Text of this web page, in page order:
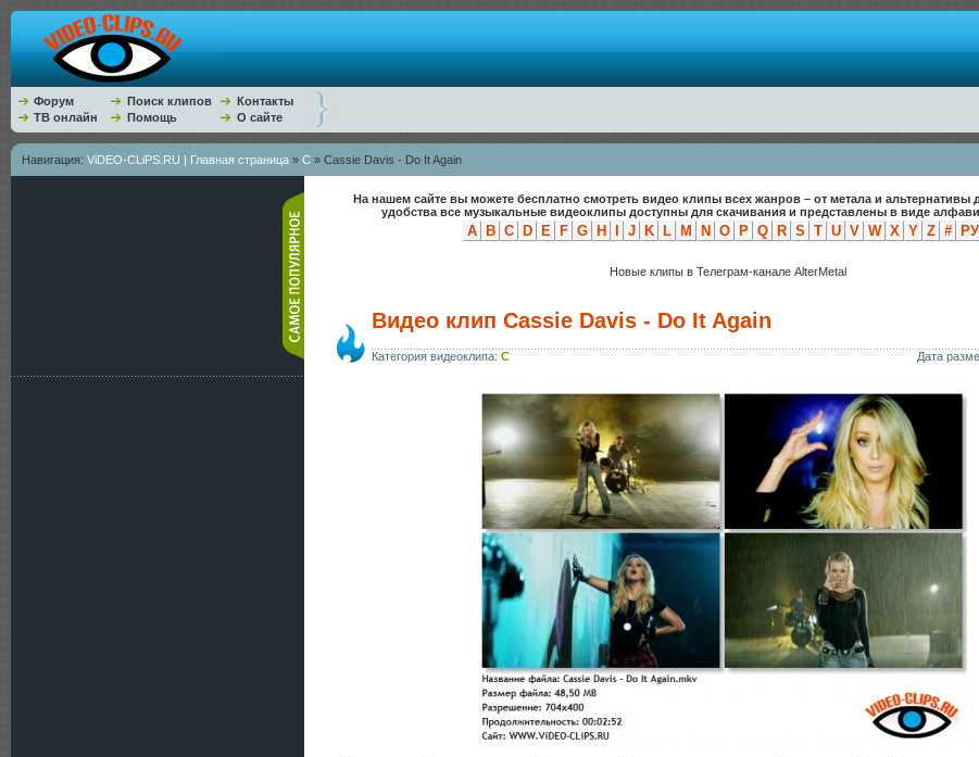
Форум Поиск клипов
Контакты
ТВ онлайн
Помощь О сайте
Навигация: ViDEO-CLiPS.RU | Главная страница » C » Cassie Davis - Do It Again
На нашем сайте вы можете бесплатно смотреть видео клипы всех жанров – от метала и альтернативы
удобства все музыкальные видеоклипы доступны для скачивания и представлены в виде
A B C D E F G H J K L M N O P Q R S T U V W X Y Z #
Новые клипы в Телеграм-канале AlterMetal
Видео клип Cassie Davis - Do It Again
Категория видеоклипа: C Дата